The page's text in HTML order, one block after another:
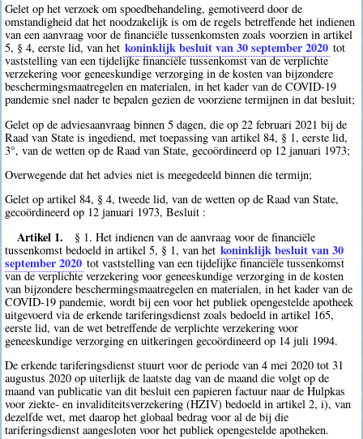
Gelet op het verzoek om spoedbehandeling, gemotiveerd door de
omstandigheid dat het noodzakelijk is om de regels betreffende het indienen
van een aanvraag voor de financiële tussenkomsten zoals voorzien in artikel
5, § 4, eerste lid, van het koninklijk besluit van 30 september 2020 tot
vaststelling van een tijdelijke financiële tussenkomst van de verplichte
verzekering voor geneeskundige verzorging in de kosten van bijzondere
beschermingsmaatregelen en materialen, in het kader van de COVID-19
pandemie snel nader te bepalen gezien de voorziene termijnen in dat besluit;
Gelet op de adviesaanvraag binnen 5 dagen, die op 22 februari 2021 bij de
Raad van State is ingediend, met toepassing van artikel 84, § 1, eerste lid,
3°, van de wetten op de Raad van State, gecoördineerd op 12 januari 1973;
Overwegende dat het advies niet is meegedeeld binnen die termijn;
Gelet op artikel 84, § 4, tweede lid, van de wetten op de Raad van State,
gecoördineerd op 12 januari 1973, Besluit :
Artikel 1.
§ 1. Het indienen van de aanvraag voor de financiële
tussenkomst bedoeld in artikel 5, § 1, van het koninklijk besluit van 30
september 2020 tot vaststelling van een tijdelijke financiële tussenkomst
van de verplichte verzekering voor geneeskundige verzorging in de kosten
van bijzondere beschermingsmaatregelen en materialen, in het kader van de
COVID-19 pandemie, wordt bij een voor het publiek opengestelde apotheek
uitgevoerd via de erkende tariferingsdienst zoals bedoeld in artikel 165,
eerste lid, van de wet betreffende de verplichte verzekering voor
geneeskundige verzorging en uitkeringen gecoördineerd op 14 juli 1994.
De erkende tariferingsdienst stuurt voor de periode van 4 mei 2020 tot 31
augustus 2020 op uiterlijk de laatste dag van de maand die volgt op de
maand van publicatie van dit besluit een papieren factuur naar de Hulpkas
voor ziekte- en invaliditeitsverzekering (HZIV) bedoeld in artikel 2, i), van
dezelfde wet, met daarop het globaal bedrag voor al de bij die
tariferingsdienst aangesloten voor het publiek opengestelde apotheken.